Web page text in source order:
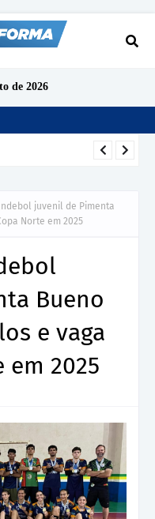
de 2026
juvenil de Pimenta
Norte em 2025
Bueno
e vaga
em 2025